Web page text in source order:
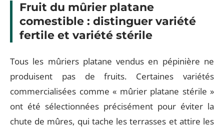
Fruit du mûrier platane
comestible : distinguer variété
fertile et variété stérile
Tous les mûriers platane vendus en pépinière ne
produisent pas de fruits. Certaines variétés
commercialisées comme « mûrier platane stérile »
ont été sélectionnées précisément pour éviter la
chute de mûres, qui tache les terrasses et attire les